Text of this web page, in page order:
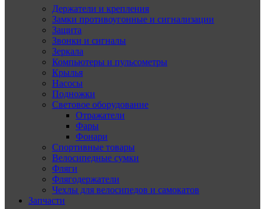
Держатели и крепления
Замки противоугонные и сигнализации
Защита
Звонки и сигналы
Зеркала
Компьютеры и пульсометры
Крылья
Насосы
Подножки
Световое оборудование
Отражатели
Фары
Фонари
Спортивные товары
Велосипедные сумки
Фляги
Флягодержатели
Чехлы для велосипедов и самокатов
Запчасти